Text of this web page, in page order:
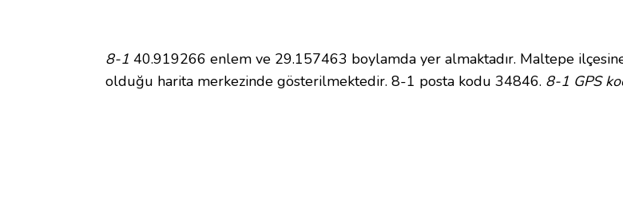
8-1 40.919266 enlem ve 29.157463 boylamda yer almaktadır. Maltepe ilçesine
olduğu harita merkezinde gösterilmektedir. 8-1 posta kodu 34846. 8-1 GPS